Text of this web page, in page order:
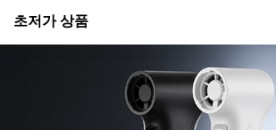
초저가 상품